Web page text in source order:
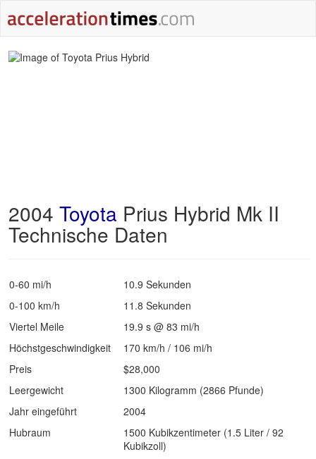
2004 Toyota Prius Hybrid Mk II
Technische Daten
0-60 mi/h
10.9 Sekunden
0-100 km/h
11.8 Sekunden
Viertel Meile
19.9 s @ 83 mi/h
Höchstgeschwindigkeit
170 km/h / 106 mi/h
Preis
$28,000
Leergewicht
1300 Kilogramm (2866 Pfunde)
Jahr eingeführt
2004
Hubraum
1500 Kubikzentimeter (1.5 Liter / 92
Kubikzoll)